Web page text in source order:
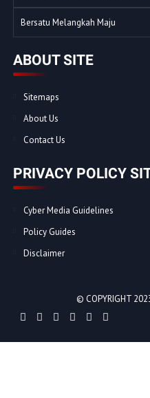
Bersatu Melangkah Maju
ABOUT SITE
Sitemaps
About Us
Contact Us
PRIVACY POLICY
Cyber Media Guidelines
Policy Guides
Disclaimer
© COPYRIGHT